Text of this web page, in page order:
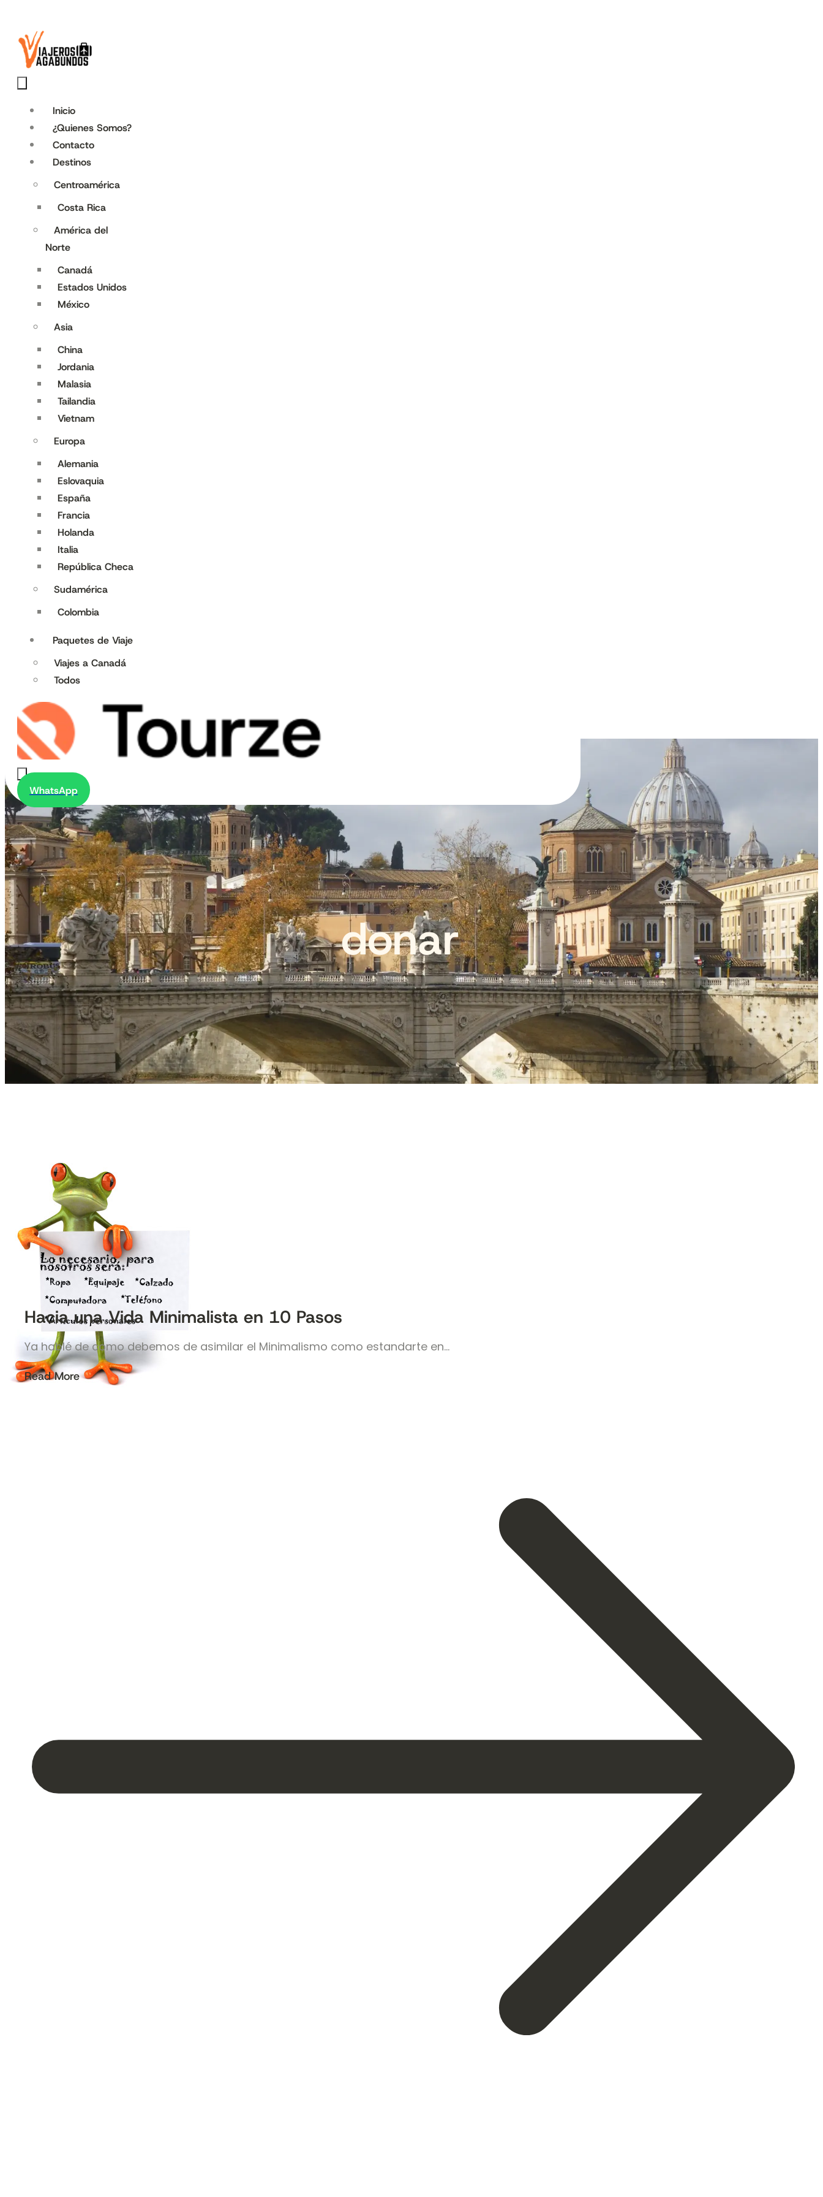
Inicio
¿Quienes Somos?
Contacto
Destinos
Centroamérica
Costa Rica
América del
Norte
Canadá
Estados Unidos
México
Asia
China
Jordania
Malasia
Tailandia
Vietnam
Europa
Alemania
Eslovaquia
España
Francia
Holanda
Italia
República Checa
Sudamérica
Colombia
Paquetes de Viaje
Viajes a Canadá
Todos
WhatsApp
donar
Hacia una Vida Minimalista en 10 Pasos
Ya hablé de como debemos de asimilar el Minimalismo como estandarte en…
Read More